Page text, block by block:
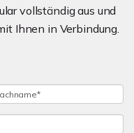
vollständig aus und
Ihnen in Verbindung.